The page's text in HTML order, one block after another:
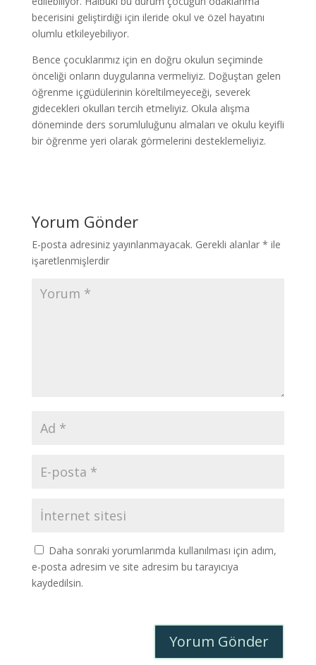
becerisini geliştirdiği için ileride okul ve özel hayatını
olumlu etkileyebiliyor.
Bence çocuklarımız için en doğru okulun seçiminde
önceliği onların duygularına vermeliyiz. Doğuştan gelen
öğrenme içgüdülerinin köreltilmeyeceği, severek
gidecekleri okulları tercih etmeliyiz. Okula alışma
döneminde ders sorumluluğunu almaları ve okulu keyifli
bir öğrenme yeri olarak görmelerini desteklemeliyiz.
Yorum Gönder
E-posta adresiniz yayınlanmayacak. Gerekli alanlar * ile
işaretlenmişlerdir
Daha sonraki yorumlarımda kullanılması için adım,
e-posta adresim ve site adresim bu tarayıcıya
kaydedilsin.